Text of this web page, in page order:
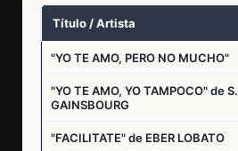
Título / Artista
"YO TE AMO, PERO NO MUCHO"
"YO TE AMO, YO TAMPOCO" de S.
GAINSBOURG
"FACILITATE" de EBER LOBATO